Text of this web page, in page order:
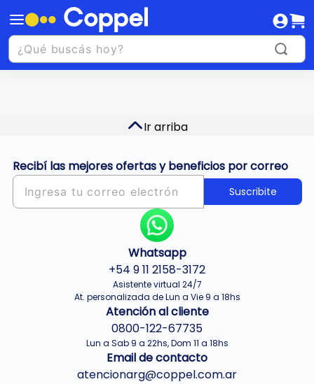
Ir arriba
Recibí las mejores ofertas y beneficios por correo
Suscribite
Whatsapp
+54 9 11 2158-3172
Asistente virtual 24/7
At. personalizada de Lun a Vie 9 a 18hs
Atención al cliente
0800-122-67735
Lun a Sab 9 a 22hs, Dom 11 a 18hs
Email de contacto
atencionarg@coppel.com.ar